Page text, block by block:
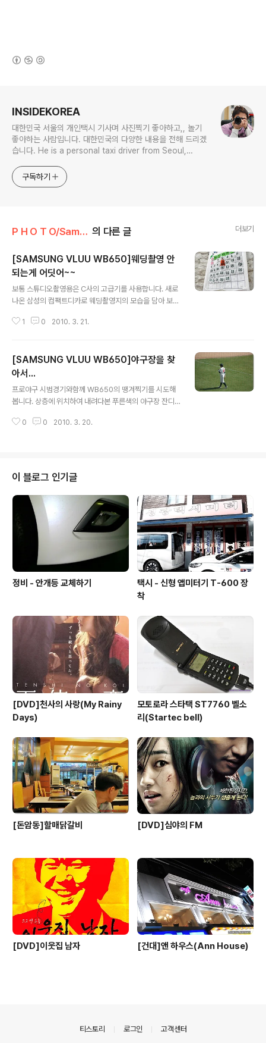
INSIDEKOREA
대한민국 서울의 개인택시 기사며 사진찍기 좋아하고,, 놀기
좋아하는 사람입니다. 대한민국의 다양한 내용을 전해 드리겠
습니다. He is a personal taxi driver from Seoul,
play. I will give you various contents of Korea.
구독하기
P H O T O/Samsung WB650 의 다른 글 더보기
[SAMSUNG VLUU WB650]웨딩촬영 안
되는게 어딧어~~
보통 스튜디오촬영용은 C사의 고급기를 사용합니다. 새로
나온 삼성의 컴팩트디카로 웨딩촬영지의 모습을 담아 보았
쉽게도 실내에서 GPS를 잡느라 고생을 했습니다. 차분한
들.. 그리고, 주인공 예비신랑,신부... 다섯시간이라는 시간
동안 촬영에 임하는 모습에 결혼도 아무나 하는 것이 아니
라 생각이 듭니다. 비가 오는 관계로 실내촬영에 만족해야
했지만, 두 주인공들이 많이 힘들어 했네요. 컴팩트디카의
웨딩촬영에 몇장의 사진을 올려 봅니다. DSLR과 비교를
해도 손색이 없는 WB650... 여러가지 컨셉의 사진을 살짝
1 0 2010. 3. 21.
[SAMSUNG VLUU WB650]야구장을 찾
아서...
프로야구 시범경기와함께 WB650의 땡겨찍기를 시도해
봅니다. 상층에 위치하여 내려다본 푸른색의 야구장 잔디...
오면 함성을 지르는 관중들까지... 하나가 되는 모습입니다.
적으로 잔디밭에서 노다니며 이런 저런 스냅사진을 찍어
보고 싶었는데 늦게 참석한 관계로 구장내를 들어가지 못
해 아쉬운 점이 많이 있었습니다. 꼬마팬의 응원에 힘을 얻
은 관중들 아쉽지만 홈팀의 패배. 다음을 기약하며 물론 시
범경기라서 선수들의 기량을 확인하는 수준이였으나, 금년
도 경기내용에 많은 영향을 줄것 같습..
0 0 2010. 3. 20.
이 블로그 인기글
정비 - 안개등 교체하기
택시 - 신형 앱미터기 T-600 장
착
[DVD]천사의 사랑(My Rainy
Days)
모토로라 스타택 ST7760 벨소
리(Startec bell)
[돈암동]할매닭갈비 [DVD]심야의 FM
[DVD]이웃집 남자 [건대]앤 하우스(Ann House)
티스토리 로그인 고객센터